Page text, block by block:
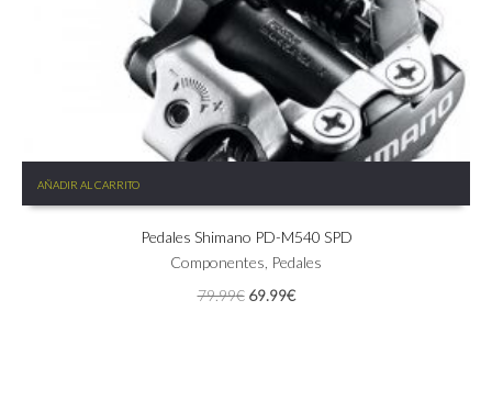
AÑADIR AL CARRITO
Pedales Shimano PD-M540 SPD
Componentes Pedales
79.99€ El
69.99€El